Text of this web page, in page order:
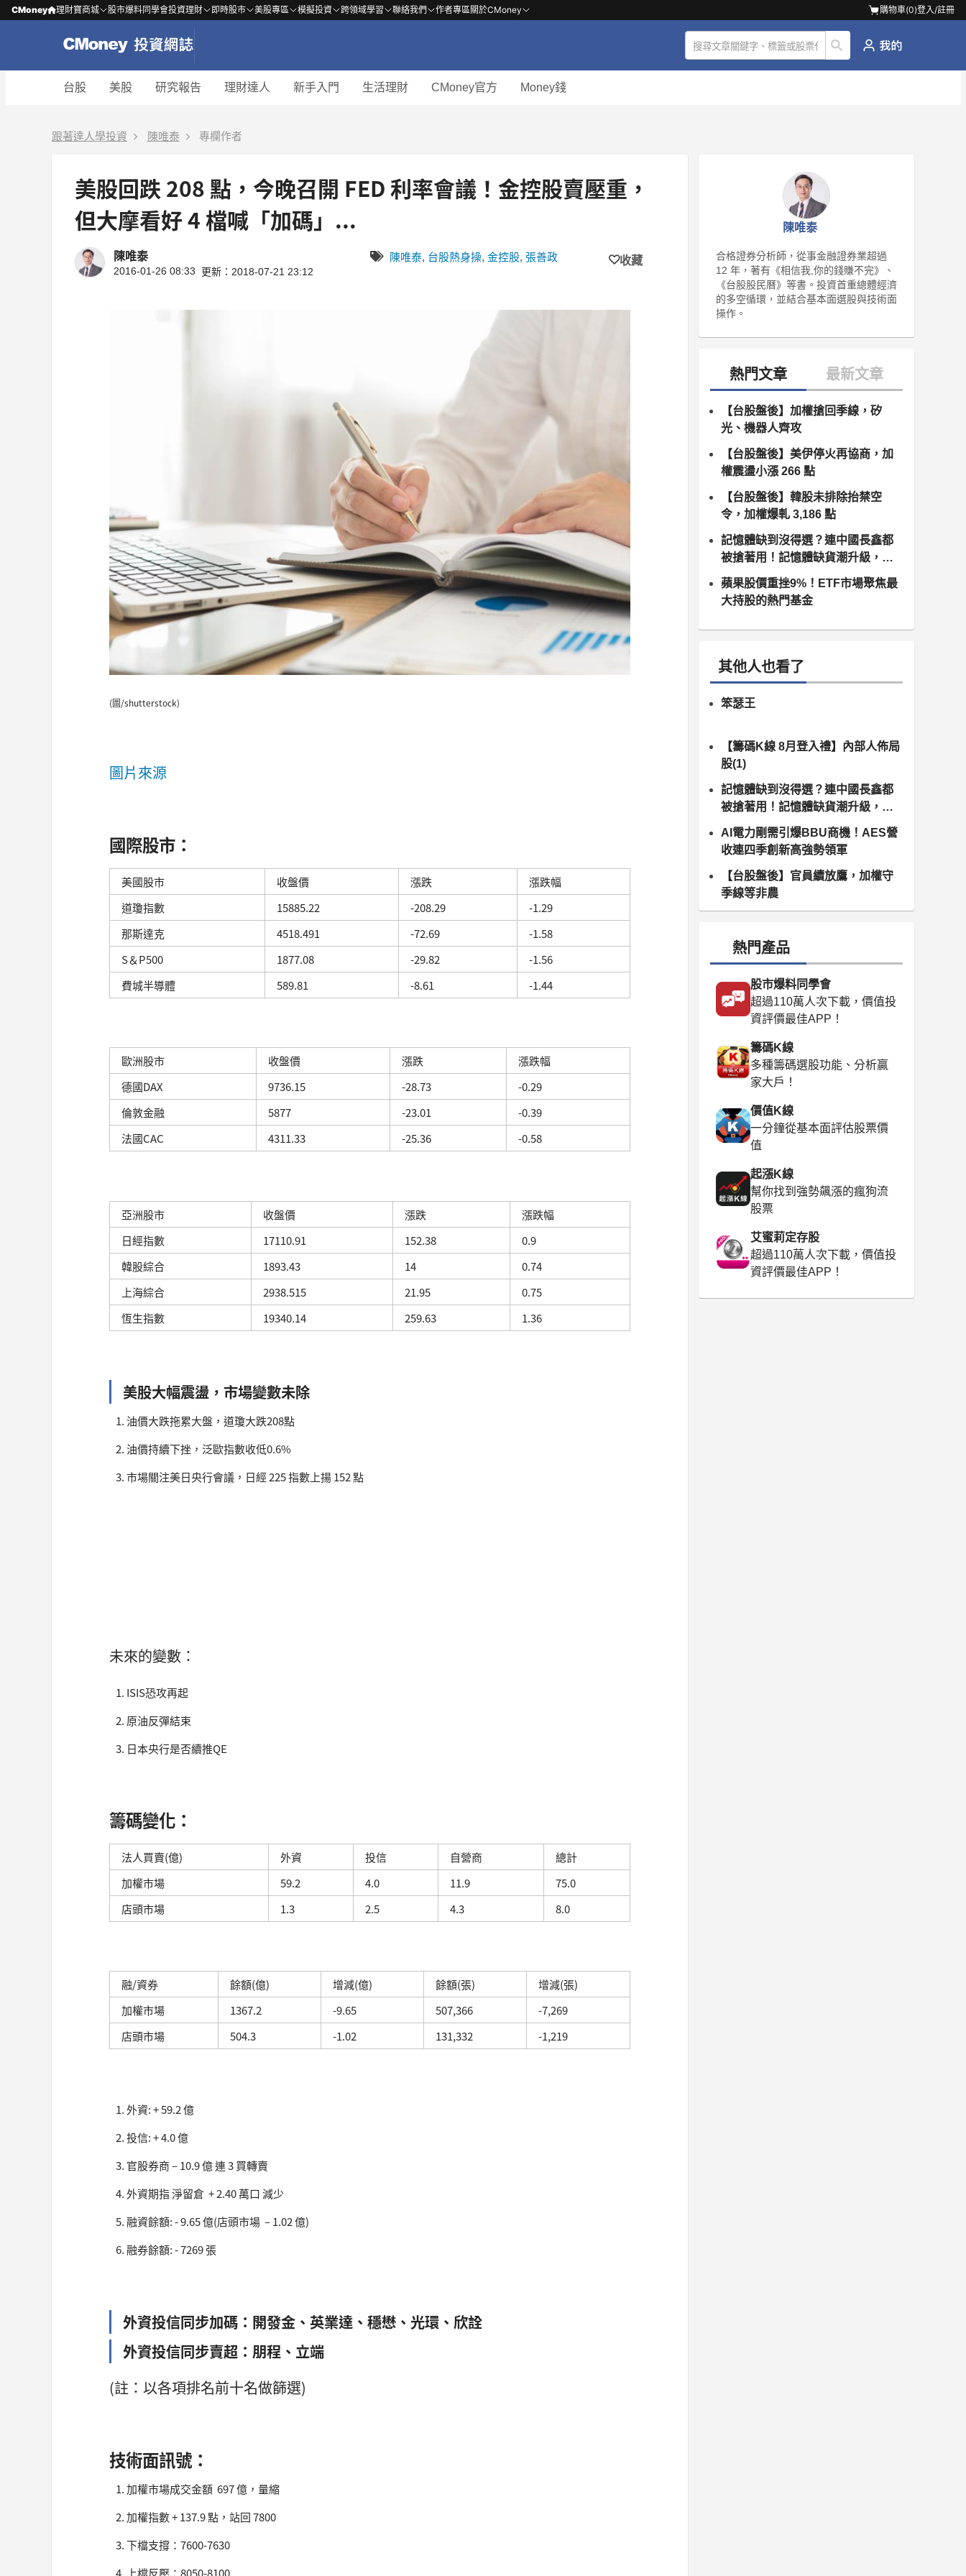
CMoney 理財寶商城 股市爆料同學會投資理財 即時股市 美股專區 模擬投資 跨領域學習 聯絡我們 作者專區關於CMoney 購物車(0)登入/註冊
台股 美股 研究報告 理財達人 新手入門 生活理財 CMoney官方 Money錢
跟著達人學投資 陳唯泰 專欄作者
美股回跌 208 點，今晚召開 FED 利率會議！金控股賣壓重，
但大摩看好 4 檔喊「加碼」...
陳唯泰
2016-01-26 08:33 更新：2018-07-21 23:12
陳唯泰, 台股熱身操, 金控股, 張善政 收藏
(圖/shutterstock)
圖片來源
國際股市：
美國股市 收盤價 漲跌
漲跌幅
道瓊指數
15885.22 -208.29
-1.29
那斯達克
4518.491 -72.69
-1.58
S＆P500
1877.08 -29.82
-1.56
費城半導體
589.81 -8.61 -1.44
歐洲股市 收盤價 漲跌
漲跌幅
德國DAX
9736.15 -28.73
-0.29
倫敦金融
5877 -23.01
-0.39
法國CAC
4311.33 -25.36 -0.58
亞洲股市 收盤價 漲跌
漲跌幅
日經指數
17110.91 152.38
0.9
韓股綜合
1893.43 14
0.74
上海綜合
2938.515 21.95
0.75
恆生指數
19340.14 259.63 1.36
美股大幅震盪，市場變數未除
油價大跌拖累大盤，道瓊大跌208點
油價持續下挫，泛歐指數收低0.6%
市場關注美日央行會議，日經 225 指數上揚 152 點
未來的變數：
ISIS恐攻再起
原油反彈結束
日本央行是否續推QE
籌碼變化：
法人買賣(億) 外資 投信 自營商
總計
加權市場
59.2 4.0 11.9
75.0
店頭市場
1.3 2.5 4.3 8.0
融/資券 餘額(億) 增減(億) 餘額(張)
增減(張)
加權市場
1367.2 -9.65 507,366
-7,269
店頭市場
504.3 -1.02 131,332 -1,219
外資: + 59.2 億
投信: + 4.0 億
官股券商 – 10.9 億 連 3 買轉賣
外資期指 淨留倉 + 2.40 萬口 減少
融資餘額: - 9.65 億(店頭市場 – 1.02 億)
融券餘額: - 7269 張
外資投信同步加碼：開發金、英業達、穩懋、光環、欣詮
外資投信同步賣超：朋程、立端
(註：以各項排名前十名做篩選)
技術面訊號：
加權市場成交金額 697 億，量縮
加權指數 + 137.9 點，站回 7800
下檔支撐：7600-7630
上檔反壓：8050-8100
陳唯泰
合格證券分析師，從事金融證券業超過
12 年，著有《相信我,你的錢賺不完》、
《台股股民曆》等書。投資首重總體經濟
的多空循環，並結合基本面選股與技術面
操作。
【台股盤後】加權搶回季線，矽
光、機器人齊攻
【台股盤後】美伊停火再協商，加
權震盪小漲 266 點
【台股盤後】韓股未排除抬禁空
令，加權爆軋 3,186 點
記憶體缺到沒得選？連中國長鑫都
被搶著用！記憶體缺貨潮升級，南
亞科、群聯領軍噴發
蘋果股價重挫9%！ETF市場聚焦最
大持股的熱門基金
其他人也看了
笨瑟王
【籌碼K線 8月登入禮】內部人佈局
股(1)
記憶體缺到沒得選？連中國長鑫都
被搶著用！記憶體缺貨潮升級，南
亞科、群聯領軍噴發
AI電力剛需引爆BBU商機！AES營
收連四季創新高強勢領軍
【台股盤後】官員續放鷹，加權守
季線等非農
熱門產品
股市爆料同學會
超過110萬人次下載，價值投
資評價最佳APP！
籌碼K線
多種籌碼選股功能、分析贏
家大戶！
價值K線
一分鐘從基本面評估股票價
值
起漲K線
幫你找到強勢飆漲的瘋狗流
股票
艾蜜莉定存股
超過110萬人次下載，價值投
資評價最佳APP！